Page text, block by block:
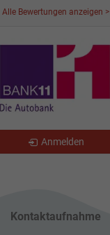
Alle Bewertungen anzeigen >
Anmelden
Kontaktaufnahme